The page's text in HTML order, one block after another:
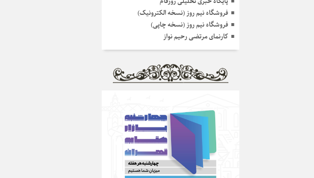
فروشگاه نیم روز (نسخه الکترونیک)
فروشگاه نیم روز (نسخه چاپی)
کارنمای مرتضی رحیم نواز